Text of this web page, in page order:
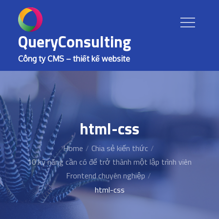
contentQueryConsulting
Công ty CMS – thiết kế website
html-css
Home
Chia sẻ kiến thức
10 kỹ năng cần có để trở thành một lập trình viên
Frontend chuyên nghiệp
html-css